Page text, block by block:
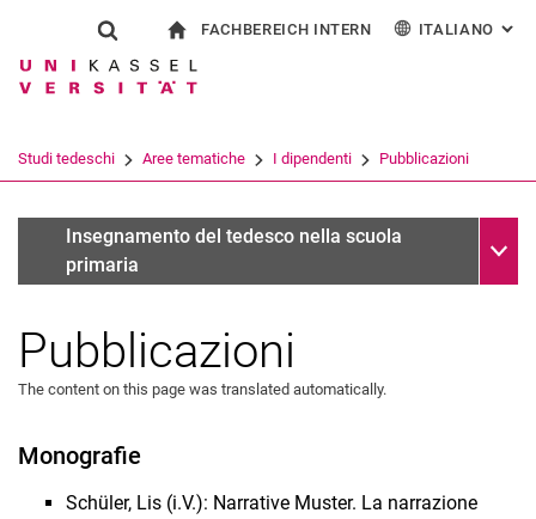
Jump directly to: content
Jump directly to: search
Jump directly to: main
Show search form
Search term
Search (opens an external link in a
FACHBEREICH INTERN ITALIANO :
Studi tedeschi Aree tematiche I dipendenti Pubblicazioni
Dr. Lis Schüler
Insegnamento del tedesco nella scuola
primaria
Pubblicazioni
The content on this page was translated automatically.
Monografie
Schüler, Lis (i.V.): Narrative Muster. La narrazione